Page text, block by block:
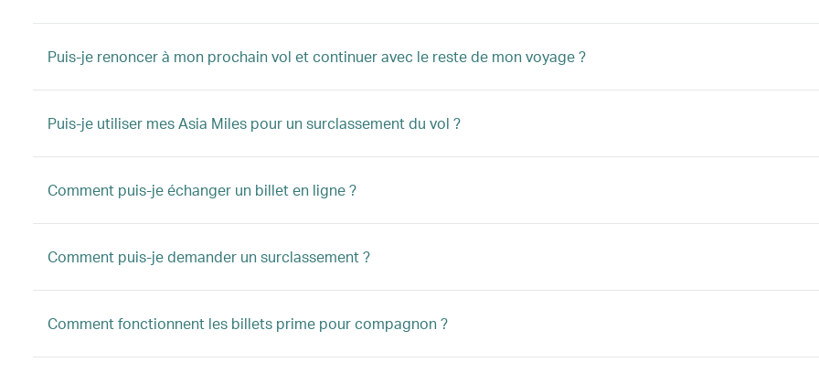
Puis-je renoncer à mon prochain vol et continuer avec le reste de mon voyage ?
Puis-je utiliser mes Asia Miles pour un surclassement du vol ?
Comment puis-je échanger un billet en ligne ?
Comment puis-je demander un surclassement ?
Comment fonctionnent les billets prime pour compagnon ?